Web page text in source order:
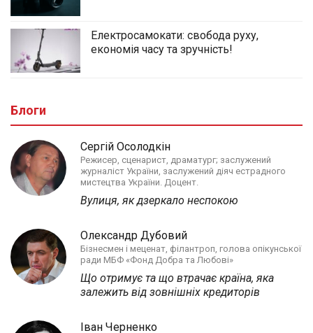
Електросамокати: свобода руху,
економія часу та зручність!
Блоги
Сергій Осолодкін
Режисер, сценарист, драматург; заслужений
журналіст України, заслужений діяч естрадного
мистецтва України. Доцент.
Вулиця, як дзеркало неспокою
Олександр Дубовий
Бізнесмен і меценат, філантроп, голова опікунської
ради МБФ «Фонд Добра та Любові»
Що отримує та що втрачає країна, яка
залежить від зовнішніх кредиторів
Іван Черненко